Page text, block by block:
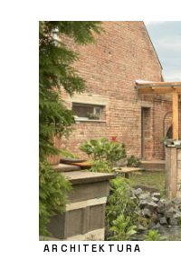
ARCHITEKTURA